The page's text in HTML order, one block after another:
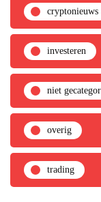
cryptonieuws
investeren
niet
overig
trading